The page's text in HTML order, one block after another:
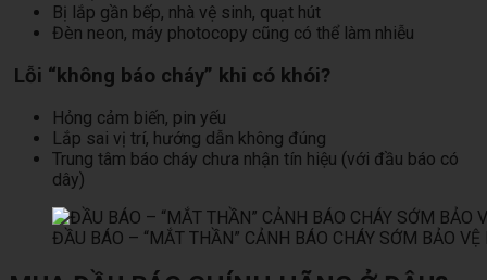
Bị lắp gần bếp, nhà vệ sinh, quạt hút
Đèn neon, máy photocopy cũng có thể làm nhiễu
Lỗi “không báo cháy” khi có khói?
Hỏng cảm biến, pin yếu
Lắp sai vị trí, hướng dẫn không đúng
Trung tâm báo cháy chưa nhận tín hiệu (với đầu báo có
dây)
ĐẦU BÁO – “MẮT THẦN” CẢNH BÁO CHÁY SỚM BẢO